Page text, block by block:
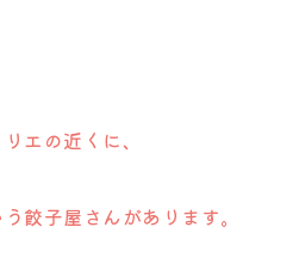
エの近くに、
餃子屋さんがあります。